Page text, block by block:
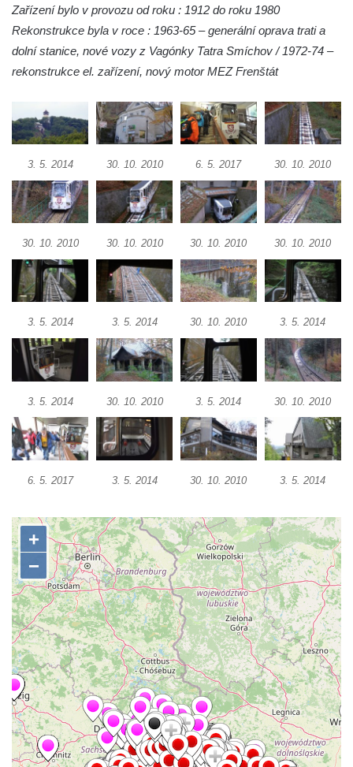
Zařízení bylo v provozu od roku : 1912 do roku 1980
Rekonstrukce byla v roce : 1963-65 – generální oprava trati a
dolní stanice, nové vozy z Vagónky Tatra Smíchov / 1972-74 –
rekonstrukce el. zařízení, nový motor MEZ Frenštát
3. 5. 2014 30. 10. 2010 6. 5. 2017 30. 10. 2010
30. 10. 2010 30. 10. 2010 30. 10. 2010 30. 10. 2010
3. 5. 2014 3. 5. 2014 30. 10. 2010 3. 5. 2014
3. 5. 2014 30. 10. 2010 3. 5. 2014 30. 10. 2010
6. 5. 2017 3. 5. 2014 30. 10. 2010 3. 5. 2014